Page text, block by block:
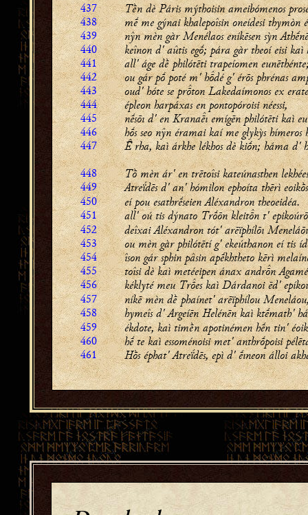
437 Tḕn dè Páris mýthoisin ameibómenos
438 mḗ me gýnai khalepoîsin oneídesi thymòn
439 nŷn mèn gàr Menélaos eníkēsen sỳn
440 keînon d' aûtis egṓ; pára gàr theoí eisi kaì
441 all' áge dḕ philótēti trapeíomen
442 ou gár pṓ poté m' hdé g' érōs phrénas
443 oud' hóte se prton Lakedaímonos ex
444 épleon harpáxas en pontopóroisi néessi,
445 nḗsōı d' en Kranaı emígēn philótēti kaì
446 hṓs seo nŷn éramai kaí me glykỳs hímeros
447  rha, kaì árkhe lékhos dè kiṓn; háma d'
448 Tṑ mèn ár' en trētoîsi kateúnasthen
449 Atreḯdēs d' an' hómilon ephoíta thērì eoikṑs
450 eí pou esathrḗseien Aléxandron theoeidéa.
451 all' oú tis dýnato Trṓōn kleitn t'
452 deîxai Aléxandron tót' arēïphílōı
453 ou mèn gàr philótētí g' ekeúthanon eí tis
454 îson gár sphin pâsin apḗkhtheto kērì
455 toîsi dè kaì metéeipen ánax andrn
456 kéklyté meuTreskaì Dárdanoi ēd'
457 níkē mèn dḕ phaínet' arēïphílou
458 hymeîs d' Argeíēn Helénēn kaì ktḗmath'
459 ékdote, kaì timḕn apotinémen hḗn tin'
460 hḗ te kaì essoménoisi met' anthrṓpoisi
461 Hṑs éphat' Atreḯdēs, epì d' ḗıneon álloi